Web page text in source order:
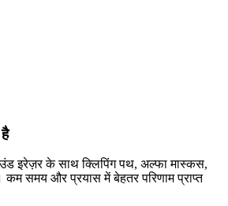
इरेज़र के साथ क्लिपिंग पथ, अल्फा मास्कस,
समय और प्रयास में बेहतर परिणाम प्राप्त